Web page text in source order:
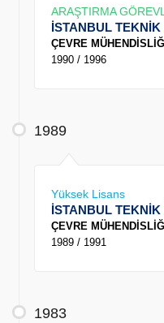
ARAŞTIRMA
İSTANBUL TEKNİK
ÇEVRE
1990 / 1996
1989
Yüksek Lisans
İSTANBUL TEKNİK
ÇEVRE
1989 / 1991
1983